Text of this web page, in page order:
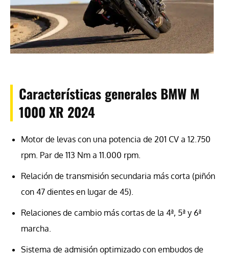
Características generales BMW M
1000 XR 2024
Motor de levas con una potencia de 201 CV a 12.750
rpm. Par de 113 Nm a 11.000 rpm.
Relación de transmisión secundaria más corta (piñón
con 47 dientes en lugar de 45).
Relaciones de cambio más cortas de la 4ª, 5ª y 6ª
marcha.
Sistema de admisión optimizado con embudos de